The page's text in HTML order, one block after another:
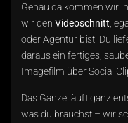
Genau da kommen wir
wir den Videoschnitt ,
oder Agentur bist. Du
daraus ein fertiges,
Imagefilm über Social
Das Ganze läuft ganz
was du brauchst – wir